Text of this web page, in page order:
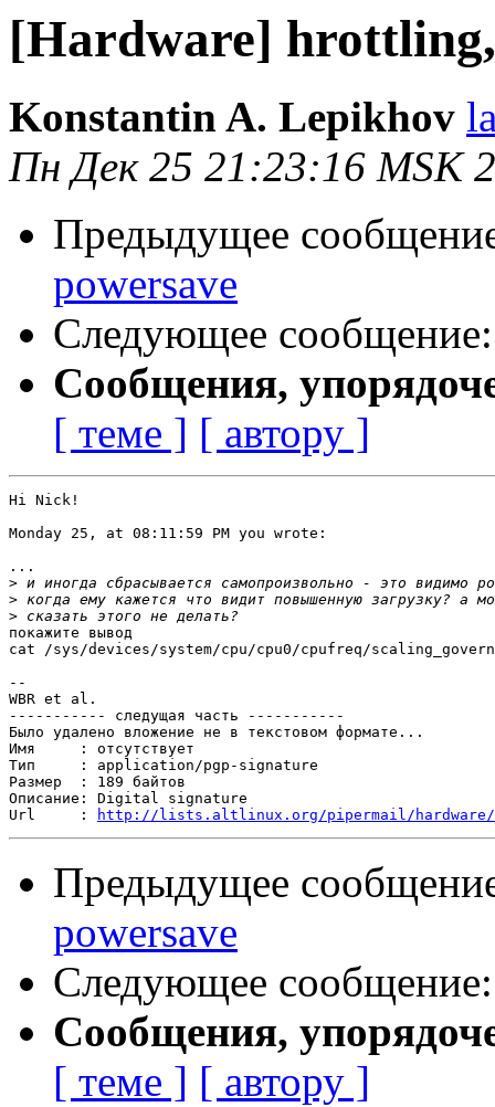
[Hardware]
Konstantin A. Lepikhov
Пн Дек 25 21:23:16 MSK
Предыдущее
powersave
Следующее
Сообщения,
[ теме ] [ автору ]
Hi Nick!
Monday 25, at 08:11:59 PM you wrote:
...
>
>
>
покажите вывод
cat /sys/devices/system/cpu/cpu0/cpufreq/
--
WBR et al.
----------- следущая часть -----------
Было удалено вложение не в текстовом формате...
Имя     : отсутствует
Тип     : application/pgp-signature
Размер  : 189 байтов
Описание: Digital signature
Url     :
http://lists.altlinux.org/pipermail/hardware/
Предыдущее
powersave
Следующее
Сообщения,
[ теме ] [ автору ]